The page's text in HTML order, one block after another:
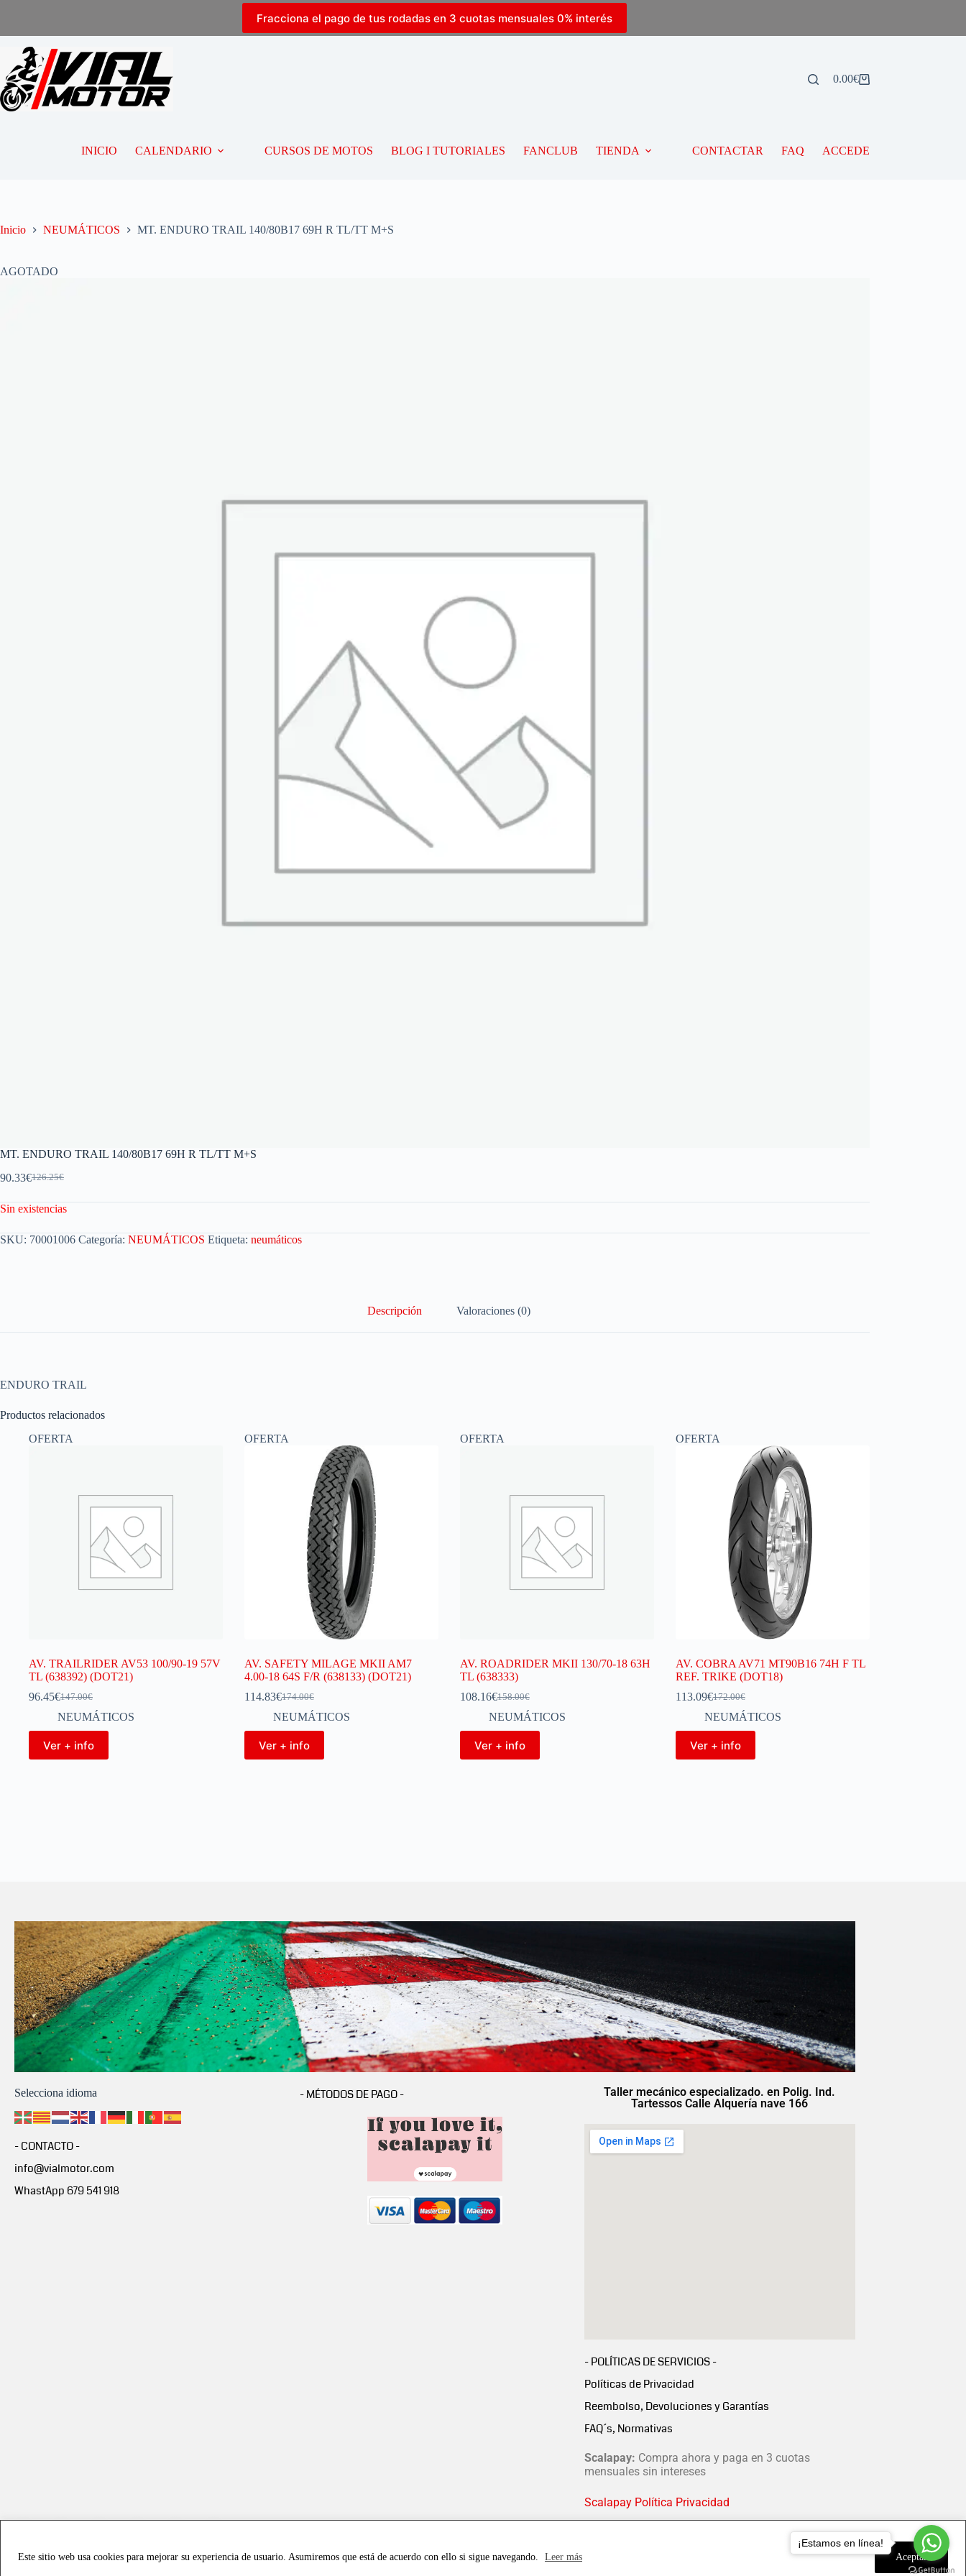
Este sitio web usa cookies para mejorar su experiencia de usuario. Asumiremos que está de acuerdo con ello si sigue navegando. Leer más Aceptar
Fracciona el pago de tus rodadas en 3 cuotas mensuales 0% interés
0.00€
INICIO CALENDARIO CURSOS DE MOTOS BLOG I TUTORIALES FANCLUB TIENDA CONTACTAR FAQ ACCEDE
Inicio NEUMÁTICOS MT. ENDURO TRAIL 140/80B17 69H R TL/TT M+S
AGOTADO
MT. ENDURO TRAIL 140/80B17 69H R TL/TT M+S
126.25€
90.33€
Sin existencias
SKU: 70001006 Categoría: NEUMÁTICOS Etiqueta: neumáticos
Descripción Valoraciones (0)
ENDURO TRAIL
Productos relacionados
OFERTA
AV. TRAILRIDER AV53 100/90-19 57V
TL (638392) (DOT21)
147.00€
96.45€
NEUMÁTICOS
Ver + info
OFERTA
AV. SAFETY MILAGE MKII AM7
4.00-18 64S F/R (638133) (DOT21)
174.00€
114.83€
NEUMÁTICOS
Ver + info
OFERTA
AV. ROADRIDER MKII 130/70-18 63H
TL (638333)
158.00€
108.16€
NEUMÁTICOS
Ver + info
OFERTA
AV. COBRA AV71 MT90B16 74H F TL
REF. TRIKE (DOT18)
172.00€
113.09€
NEUMÁTICOS
Ver + info
Selecciona idioma
- CONTACTO -
info@vialmotor.com
WhastApp 679 541 918
- MÉTODOS DE PAGO -
Taller mecánico especializado. en Polig. Ind.
Tartessos Calle Alquería nave 166
- POLÍTICAS DE SERVICIOS -
Políticas de Privacidad
Reembolso, Devoluciones y Garantías
FAQ´s, Normativas
Scalapay: Compra ahora y paga en 3 cuotas
mensuales sin intereses
Scalapay Política Privacidad
¡Estamos en línea!